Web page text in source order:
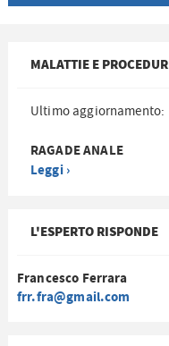
MALATTIE E
Ultimo aggiornamento:
RAGADE ANALE
Leggi ›
L'ESPERTO RISPONDE
Francesco Ferrara
frr.fra@gmail.com